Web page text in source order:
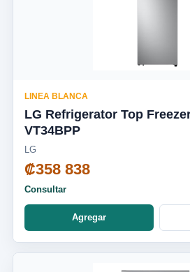
LINEA BLANCA
LG Refrigerator Top
VT34BPP
LG
₡358 838
Consultar
Agregar